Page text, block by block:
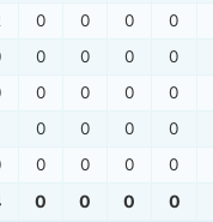
0 0 0 0
0 0 0 0
0 0 0 0
0 0 0 0
0 0 0 0
0 0 0 0